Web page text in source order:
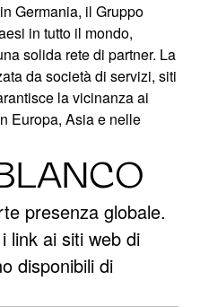
globale
Germania, il Gruppo
in tutto il mondo,
solida rete di partner. La
da società di servizi, siti
la vicinanza ai
Europa, Asia e nelle
presenza globale.
link ai siti web di
disponibili di